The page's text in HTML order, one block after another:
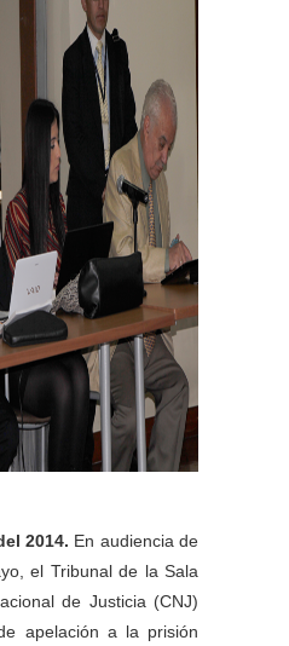
2014. En audiencia de
el Tribunal de la Sala
de Justicia (CNJ)
apelación a la prisión